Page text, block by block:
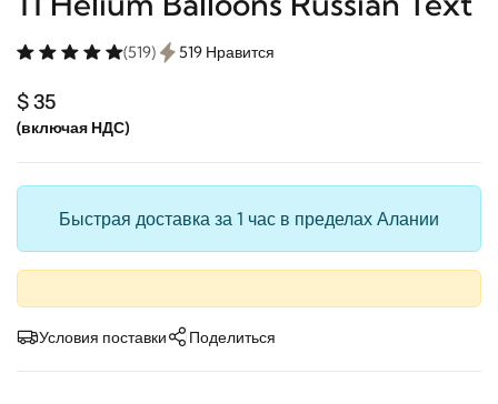
(519) 519 Нравится
$ 35
(включая НДС)
Быстрая доставка за 1 час в пределах Алании
Условия поставки Поделиться